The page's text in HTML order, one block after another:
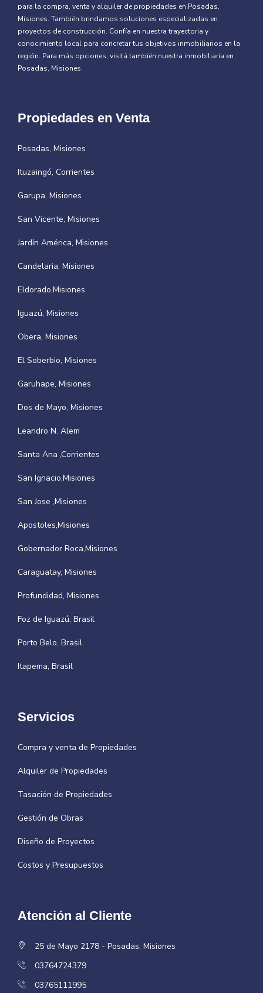
para la compra, venta y alquiler de propiedades en Posadas,
Misiones. También brindamos soluciones especializadas en
proyectos de construcción. Confía en nuestra trayectoria y
conocimiento local para concretar tus objetivos inmobiliarios en la
región. Para más opciones, visitá también nuestra inmobiliaria en
Posadas, Misiones.
Propiedades en Venta
Posadas, Misiones
Ituzaingó, Corrientes
Garupa, Misiones
San Vicente, Misiones
Jardín América, Misiones
Candelaria, Misiones
Eldorado,Misiones
Iguazú, Misiones
Obera, Misiones
El Soberbio, Misiones
Garuhape, Misiones
Dos de Mayo, Misiones
Leandro N. Alem
Santa Ana ,Corrientes
San Ignacio,Misiones
San Jose ,Misiones
Apostoles,Misiones
Gobernador Roca,Misiones
Caraguatay, Misiones
Profundidad, Misiones
Foz de Iguazú, Brasil
Porto Belo, Brasil
Itapema, Brasil
Servicios
Compra y venta de Propiedades
Alquiler de Propiedades
Tasación de Propiedades
Gestión de Obras
Diseño de Proyectos
Costos y Presupuestos
Atención al Cliente
25 de Mayo 2178 - Posadas, Misiones
03764724379
03765111995